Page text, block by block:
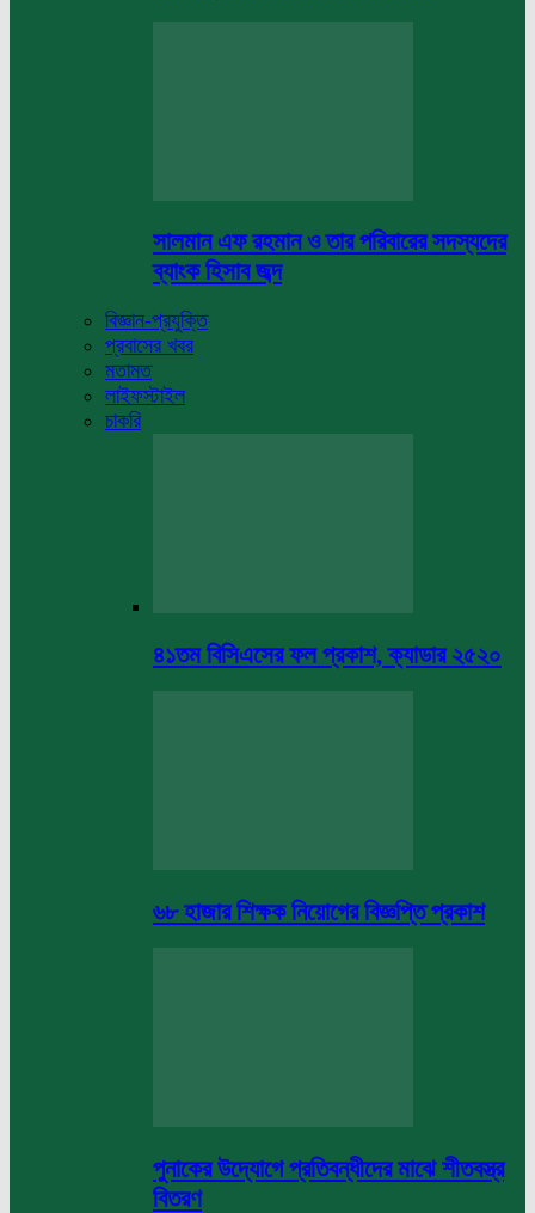
সালমান এফ রহমান ও তার পরিবারের সদস্যদের
ব্যাংক হিসাব জব্দ
বিজ্ঞান-প্রযুক্তি
প্রবাসের খবর
মতামত
লাইফস্টাইল
চাকরি
৪১তম বিসিএসের ফল প্রকাশ, ক্যাডার ২৫২০
৬৮ হাজার শিক্ষক নিয়োগের বিজ্ঞপ্তি প্রকাশ
পুনাকের উদ্যোগে প্রতিবন্ধীদের মাঝে শীতবস্ত্র
বিতরণ